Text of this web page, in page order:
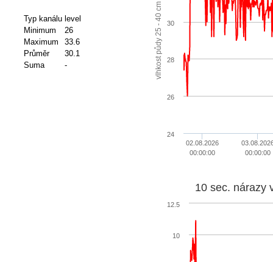
Typ kanálu level
Minimum
26
Maximum
33.6
Průměr
30.1
Suma
- vlhkost půdy 25 - 40 cm
02.08.2026
00:00:00
00:00:00
24
26
28
30
10 sec. nárazy
10
12.5